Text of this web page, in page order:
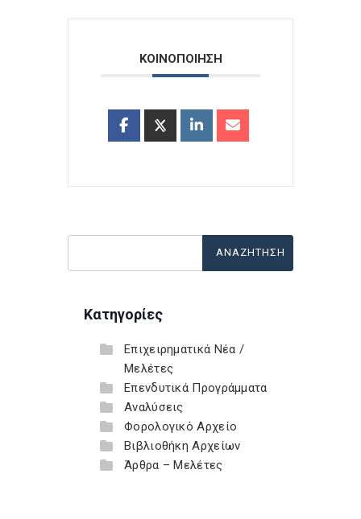
ΚΟΙΝΟΠΟΙΗΣΗ
Κατηγορίες
Επιχειρηματικά Νέα /
Μελέτες
Επενδυτικά Προγράμματα
Αναλύσεις
Φορολογικό Αρχείο
Βιβλιοθήκη Αρχείων
Άρθρα – Μελέτες